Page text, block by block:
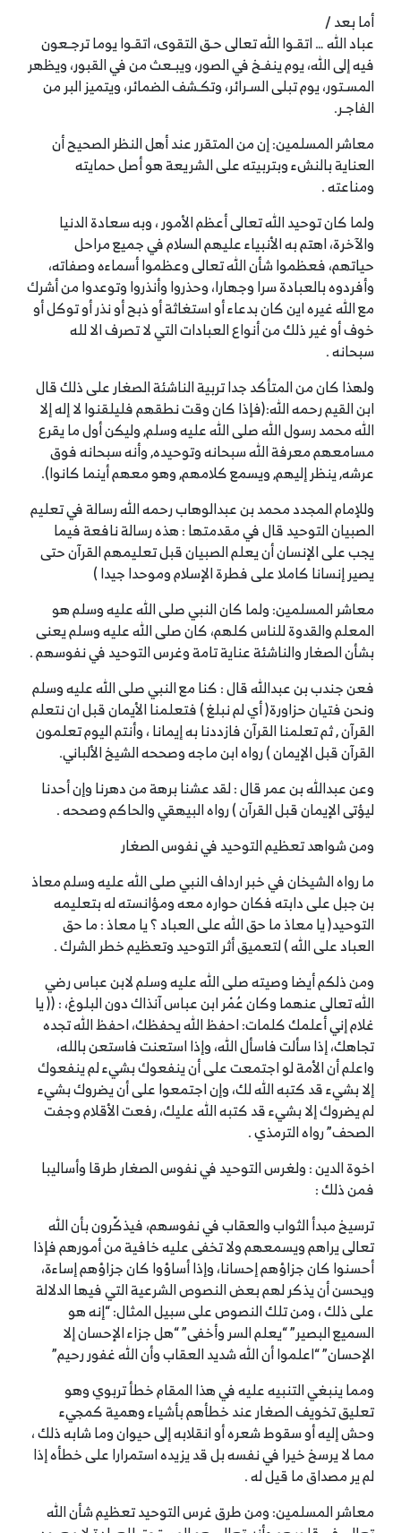
أما بعد /
عباد الله … اتقـوا الله تعالى حـق التقوى، اتقـوا يوما ترجـعون
فيه إلى الله، يوم ينفـخ في الصور، ويبـعث من في القبور، ويظهر
المسـتور، يوم تبلى السـرائر، وتكـشف الضمائر، ويتميز البر من
الفاجـر.
معاشر المسلمين: إن من المتقرر عند أهل النظر الصحيح أن
العناية بالنشء وبتربيته على الشريعة هو أصل حمايته
ومناعته .
ولما كان توحيد الله تعالى أعظم الأمور ، وبه سعادة الدنيا
والآخرة، اهتم به الأنبياء عليهم السلام في جميع مراحل
حياتهم، فعظموا شأن الله تعالى وعظموا أسماءه وصفاته،
وأفردوه بالعبادة سرا وجهارا، وحذروا وأنذروا وتوعدوا من أشرك
مع الله غيره اين كان بدعاء أو استغاثة أو ذبح أو نذر أو توكل أو
خوف أو غير ذلك من أنواع العبادات التي لا تصرف الا لله
سبحانه .
ولهذا كان من المتأكد جدا تربية الناشئة الصغار على ذلك قال
ابن القيم رحمه الله:(فإذا كان وقت نطقهم فليلقنوا لا إله إلا
الله محمد رسول الله صلى الله عليه وسلم, وليكن أول ما يقرع
مسامعهم معرفة الله سبحانه وتوحيده, وأنه سبحانه فوق
عرشه, ينظر إليهم, ويسمع كلامهم, وهو معهم أينما كانوا).
وللإمام المجدد محمد بن عبدالوهاب رحمه الله رسالة في تعليم
الصبيان التوحيد قال في مقدمتها : هذه رسالة نافعة فيما
يجب على الإنسان أن يعلم الصبيان قبل تعليمهم القرآن حتى
يصير إنسانا كاملا على فطرة الإسلام وموحدا جيدا )
معاشر المسلمين: ولما كان النبي صلى الله عليه وسلم هو
المعلم والقدوة للناس كلهم، كان صلى الله عليه وسلم يعنى
بشأن الصغار والناشئة عناية تامة وغرس التوحيد في نفوسهم .
فعن جندب بن عبدالله قال : كنا مع النبي صلى الله عليه وسلم
ونحن فتيان حزاورة( أي لم نبلغ ) فتعلمنا الأيمان قبل ان نتعلم
القرآن , ثم تعلمنا القرآن فازددنا به إيمانا ، وأنتم اليوم تعلمون
القرآن قبل الإيمان ) رواه ابن ماجه وصححه الشيخ الألباني.
وعن عبدالله بن عمر قال : لقد عشنا برهة من دهرنا وإن أحدنا
ليؤتى الإيمان قبل القرآن ) رواه البيهقي والحاكم وصححه .
ومن شواهد تعظيم التوحيد في نفوس الصغار
ما رواه الشيخان في خبر ارداف النبي صلى الله عليه وسلم معاذ
بن جبل على دابته فكان حواره معه ومؤانسته له بتعليمه
التوحيد( يا معاذ ما حق الله على العباد ؟ يا معاذ : ما حق
العباد على الله ) لتعميق أثر التوحيد وتعظيم خطر الشرك .
ومن ذلكم أيضا وصيته صلى الله عليه وسلم لابن عباس رضي
الله تعالى عنهما وكان عُمْر ابن عباس آنذاك دون البلوغ، : (( يا
غلام إني أعلمك كلمات: احفظ الله يحفظك، احفظ الله تجده
تجاهك، إذا سألت فاسأل الله، وإذا استعنت فاستعن بالله،
واعلم أن الأمة لو اجتمعت على أن ينفعوك بشيء لم ينفعوك
إلا بشيء قد كتبه الله لك، وإن اجتمعوا على أن يضروك بشيء
لم يضروك إلا بشيء قد كتبه الله عليك، رفعت الأقلام وجفت
الصحف” رواه الترمذي .
اخوة الدين : ولغرس التوحيد في نفوس الصغار طرقا وأساليبا
فمن ذلك :
ترسيخ مبدأ الثواب والعقاب في نفوسهم، فيذكّرون بأن الله
تعالى يراهم ويسمعهم ولا تخفى عليه خافية من أمورهم فإذا
أحسنوا كان جزاؤهم إحسانا، وإذا أساؤوا كان جزاؤهم إساءة،
ويحسن أن يذكر لهم بعض النصوص الشرعية التي فيها الدلالة
على ذلك ، ومن تلك النصوص على سبيل المثال: “إنه هو
السميع البصير” “يعلم السر وأخفى” “هل جزاء الإحسان إلا
الإحسان” “اعلموا أن الله شديد العقاب وأن الله غفور رحيم”
ومما ينبغي التنبيه عليه في هذا المقام خطأ تربوي وهو
تعليق تخويف الصغار عند خطأهم بأشياء وهمية كمجيء
وحش إليه أو سقوط شعره أو انقلابه إلى حيوان وما شابه ذلك ،
مما لا يرسخ خيرا في نفسه بل قد يزيده استمرارا على خطأه إذا
لم ير مصداق ما قيل له .
معاشر المسلمين: ومن طرق غرس التوحيد تعظيم شأن الله